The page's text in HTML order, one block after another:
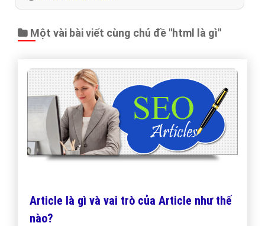
Một vài bài viết cùng chủ đề "html là gì"
Article là gì và vai trò của Article như thế
nào?